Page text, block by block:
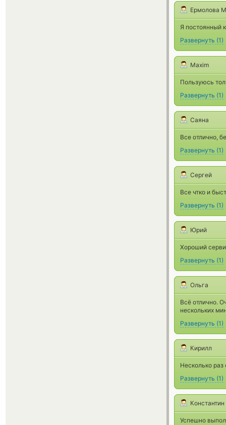
Ермолова
Я постоянный
Развернуть (1)
Maxim
Пользуюсь
Развернуть (1)
Саяна
Все отлично,
Развернуть (1)
Сергей
Все чтко и
Развернуть (1)
Юрий
Хороший
Развернуть (1)
Ольга
Всё отлично.
нескольких
Развернуть (1)
Кирилл
Несколько
Развернуть (1)
Константин
Успешно